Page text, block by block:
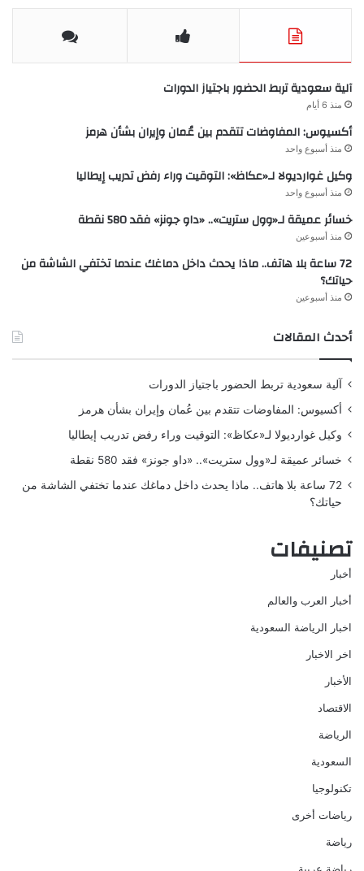
آلية سعودية تربط الحضور باجتياز الدورات
منذ 6 أيام
أكسيوس: المفاوضات تتقدم بين عُمان وإيران بشأن هرمز
منذ أسبوع واحد
وكيل غوارديولا لـ«عكاظ»: التوقيت وراء رفض تدريب إيطاليا
منذ أسبوع واحد
خسائر عميقة لـ«وول ستريت».. «داو جونز» فقد 580 نقطة
منذ أسبوعين
72 ساعة بلا هاتف.. ماذا يحدث داخل دماغك عندما تختفي الشاشة من
حياتك؟
منذ أسبوعين
أحدث المقالات
آلية سعودية تربط الحضور باجتياز الدورات
أكسيوس: المفاوضات تتقدم بين عُمان وإيران بشأن هرمز
وكيل غوارديولا لـ«عكاظ»: التوقيت وراء رفض تدريب إيطاليا
خسائر عميقة لـ«وول ستريت».. «داو جونز» فقد 580 نقطة
72 ساعة بلا هاتف.. ماذا يحدث داخل دماغك عندما تختفي الشاشة من
حياتك؟
تصنيفات
أخبار
أخبار العرب والعالم
اخبار الرياضة السعودية
اخر الاخبار
الأخبار
الاقتصاد
الرياضة
السعودية
تكنولوجيا
رياضات أخرى
رياضة
رياضة عربية